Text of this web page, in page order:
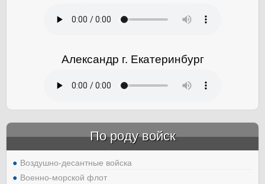
Александр г. Екатеринбург
По роду войск
Воздушно-десантные войска
Военно-морской флот